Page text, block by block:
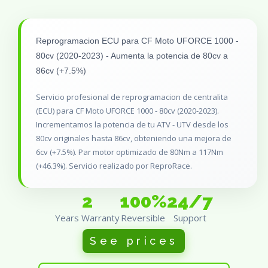
Reprogramacion ECU para CF Moto UFORCE 1000 -
80cv (2020-2023) - Aumenta la potencia de 80cv a
86cv (+7.5%)
Servicio profesional de reprogramacion de centralita
(ECU) para CF Moto UFORCE 1000 - 80cv (2020-2023).
Incrementamos la potencia de tu ATV - UTV desde los
80cv originales hasta 86cv, obteniendo una mejora de
6cv (+7.5%). Par motor optimizado de 80Nm a 117Nm
(+46.3%). Servicio realizado por ReproRace.
2
Years Warranty
100%
Reversible
24/7
Support
See prices